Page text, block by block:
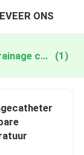
ONS
medical liquid waste collection drainage catheter online fabricage (1)